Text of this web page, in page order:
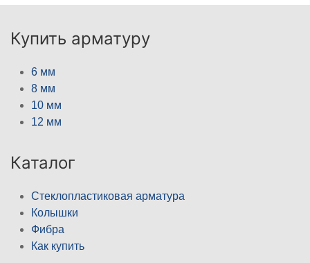
Купить арматуру
6 мм
8 мм
10 мм
12 мм
Каталог
Стеклопластиковая арматура
Колышки
Фибра
Как купить